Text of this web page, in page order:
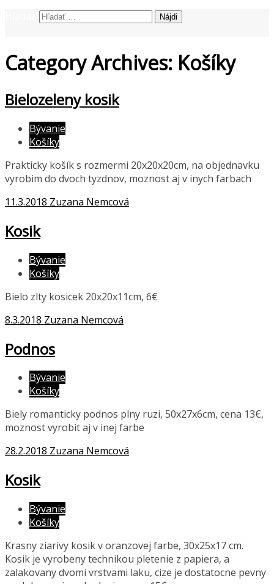
Category Archives: Košíky
Bielozeleny kosik
Bývanie
Košíky
Prakticky košík s rozmermi 20x20x20cm, na objednavku
vyrobim do dvoch tyzdnov, moznost aj v inych farbach
11.3.2018 Zuzana Nemcová
Kosik
Bývanie
Košíky
Bielo zlty kosicek 20x20x11cm, 6€
8.3.2018 Zuzana Nemcová
Podnos
Bývanie
Košíky
Biely romanticky podnos plny ruzi, 50x27x6cm, cena 13€,
moznost vyrobit aj v inej farbe
28.2.2018 Zuzana Nemcová
Kosik
Bývanie
Košíky
Krasny ziarivy kosik v oranzovej farbe, 30x25x17 cm.
Kosik je vyrobeny technikou pletenie z papiera, a
zalakovany dvomi vrstvami laku, cize je dostatocne pevny